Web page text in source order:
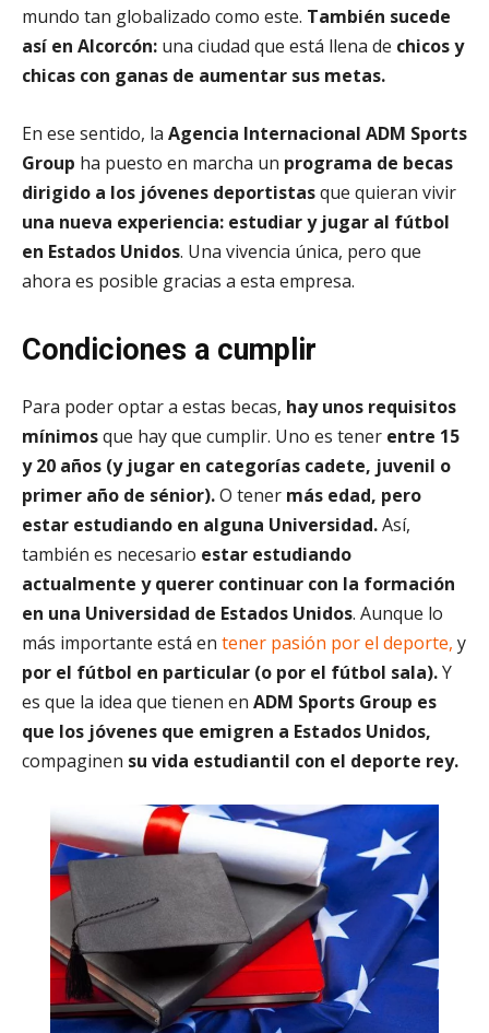
mundo tan globalizado como este. También sucede
así en Alcorcón: una ciudad que está llena de chicos y
chicas con ganas de aumentar sus metas.
En ese sentido, la Agencia Internacional ADM Sports
Group ha puesto en marcha un programa de becas
dirigido a los jóvenes deportistasque quieran vivir
una nueva experiencia: estudiar y jugar al fútbol
en Estados Unidos. Una vivencia única, pero que
ahora es posible gracias a esta empresa.
Condiciones a cumplir
Para poder optar a estas becas, hay unos requisitos
mínimosque hay que cumplir. Uno es tener entre 15
y 20 años (y jugar en categorías cadete, juvenil o
primer año de sénior).O tener más edad, pero
estar estudiando en alguna Universidad.Así,
también es necesario estar estudiando
actualmente y querer continuar con la formación
en una Universidad de Estados Unidos. Aunque lo
más importante está en tener pasión por el deporte, y
por el fútbol en particular (o por el fútbol sala).Y
es que la idea que tienen en ADM Sports Group es
que los jóvenes que emigren a Estados Unidos,
compaginen su vida estudiantil con el deporte rey.